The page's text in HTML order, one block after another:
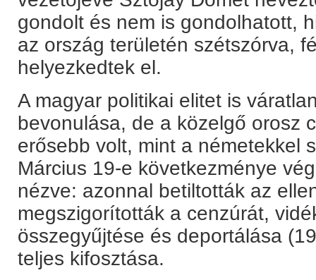
gondolt és nem is gondolhatott,
az ország területén szétszórva,
helyezkedtek el.
A magyar politikai elitet is
bevonulása, de a közelgő orosz
erősebb volt, mint a németekkel
Március 19-e következménye
nézve: azonnal betiltották az
megszigorították a cenzúrát,
összegyűjtése és deportálása
teljes kifosztása.